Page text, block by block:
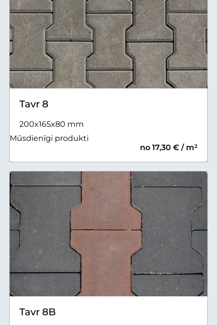
Tavr 8
200x165x80 mm
Mūsdienīgi produkti
no 17,30 € / m²
Tavr 8B